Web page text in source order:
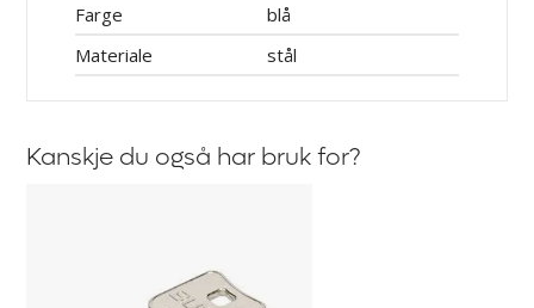
Farge
blå
Materiale
stål
Kanskje du også har bruk for?